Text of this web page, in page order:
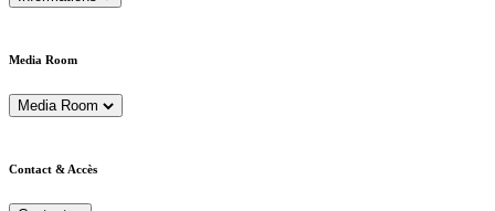
Media Room
Media Room
Contact & Accès